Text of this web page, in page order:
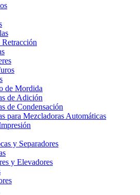
de Mordida
de Adición
de Condensación
para Mezcladoras Automáticas
y Separadores
y Elevadores